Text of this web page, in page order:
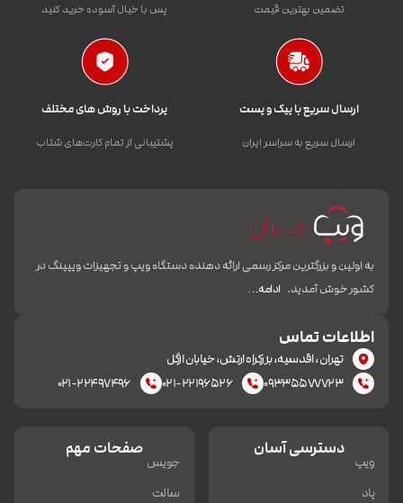
تضمین بهترین قیمت پس با خیال آسوده خرید کنید
ارسال سریع با پیک و پست
ارسال سریع به سراسر ایران
پرداخت با روش های مختلف
پشتیبانی از تمام کارت‌های شتاب
به اولین و بزرگترین مرکز رسمی ارائه دهنده دستگاه ویپ و تجهیزات ویپینگ در
کشور خوش آمدید. ادامه…
اطلاعات تماس
تهران، اقدسیه، بزرکراه ارتش، خیابان ازگل
۰۹۳۳۵۵۷۷۷۲۳
۰۲۱-۲۲۱۹۶۵۲۶ ۰۲۱-۲۲۴۹۷۴۹۶
دسترسی آسان
ویپ
پاد
صفحات مهم
جویس
سالت